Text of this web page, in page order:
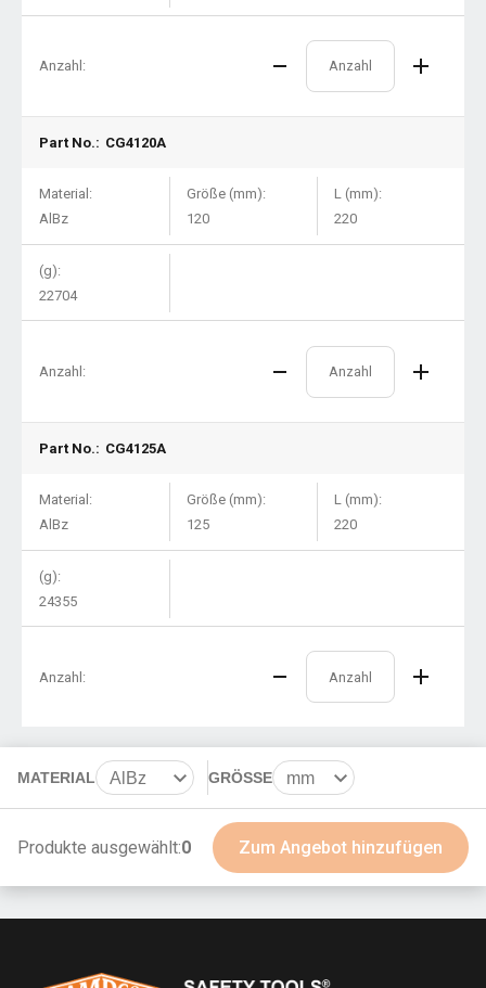
Anzahl:
Part No.: CG4120A
Material:
AlBz
Größe (mm):
120
L (mm):
220
(g):
22704
Anzahl:
Part No.: CG4125A
Material:
AlBz
Größe (mm):
125
L (mm):
220
(g):
24355
Anzahl:
MATERIAL
AlBz
BeCu
GRÖSSE
mm
in
Produkte ausgewählt:0 Zum Angebot hinzufügen